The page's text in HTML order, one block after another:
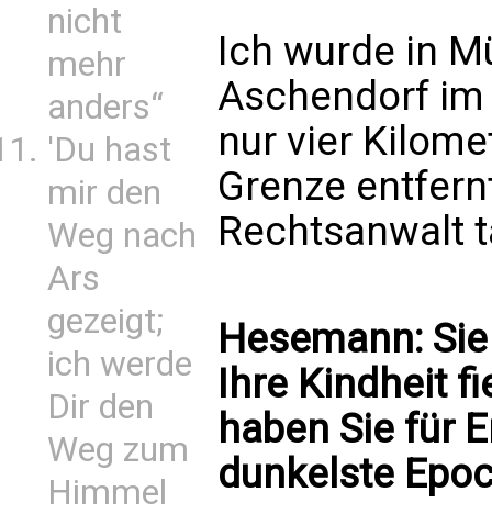
nicht
mehr
anders“
'Du hast
mir den
Weg nach
Ars
gezeigt;
ich werde
Dir den
Weg zum
Himmel
Ich wurde in
Aschendorf
nur vier
Grenze
Rechtsanwalt
Hesemann:
Ihre Kindheit
haben Sie für
dunkelste